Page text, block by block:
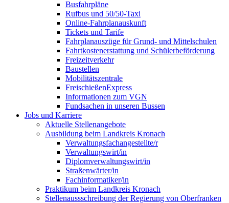
Busfahrpläne
Rufbus und 50/50-Taxi
Online-Fahrplanauskunft
Tickets und Tarife
Fahrplanauszüge für Grund- und Mittelschulen
Fahrtkostenerstattung und Schülerbeförderung
Freizeitverkehr
Baustellen
Mobilitätszentrale
FreischießenExpress
Informationen zum VGN
Fundsachen in unseren Bussen
Jobs und Karriere
Aktuelle Stellenangebote
Ausbildung beim Landkreis Kronach
Verwaltungsfachangestellte/r
Verwaltungswirt/in
Diplomverwaltungswirt/in
Straßenwärter/in
Fachinformatiker/in
Praktikum beim Landkreis Kronach
Stellenaussschreibung der Regierung von Oberfranken